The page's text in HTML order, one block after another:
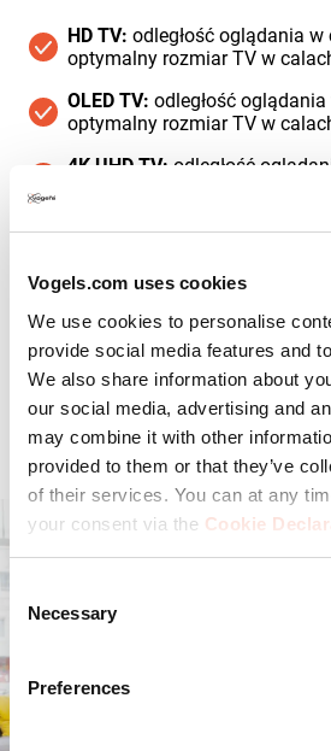
Vogels.com uses cookies
We use cookies to personalise
provide social media features and
We also share information about
our social media, advertising and
may combine it with other
provided to them or that they’ve
of their services. You can at any
your consent via the Cookie
Consent
Selection
Necessary
Preferences
HD TV: odległość oglądania w
optymalny rozmiar TV w
OLED TV: odległość
optymalny rozmiar TV w
4K UHD TV: odległość
250 ÷ 1,5 ÷ 2,54, czyli około 65
preferencje również są istotne przy
W naszym poradniku dotyczącym
odległości oglądania w zależności
znajdziesz więcej informacji na ten